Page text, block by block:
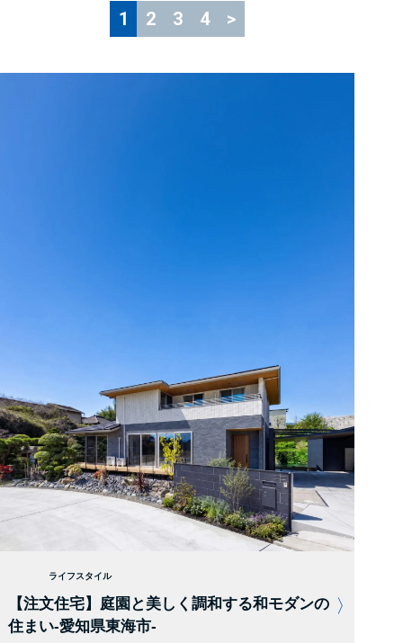
1 2 3 4 >
ライフスタイル
【注文住宅】庭園と美しく調和する和モダンの
住まい-愛知県東海市-